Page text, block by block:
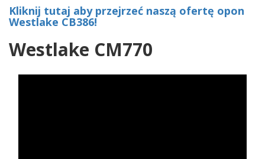
Kliknij tutaj aby przejrzeć naszą ofertę opon
Westlake CB386!
Westlake CM770